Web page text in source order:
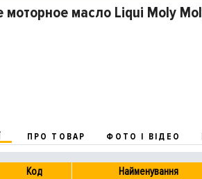
моторное масло Liqui Moly
ПРО ТОВАР ФОТО І ВІДЕО
Код Найменування